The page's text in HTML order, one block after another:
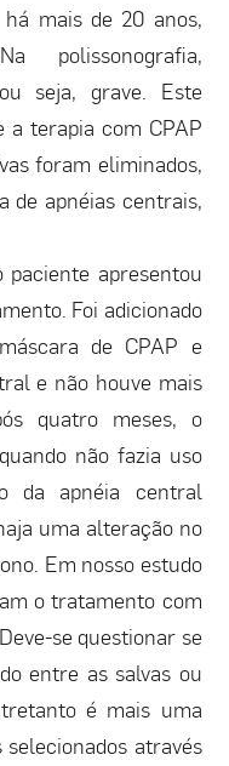
mais de 20 anos,
polissonografia,
seja, grave. Este
a terapia com CPAP
foram eliminados,
de apnéias centrais,
paciente apresentou
Foi adicionado
de CPAP e
e não houve mais
quatro meses, o
não fazia uso
da apnéia central
uma alteração no
Em nosso estudo
o tratamento com
se questionar se
entre as salvas ou
é mais uma
através